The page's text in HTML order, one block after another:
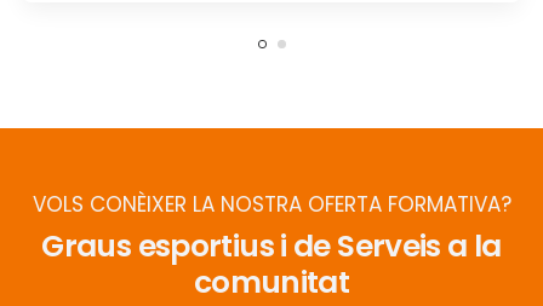
VOLS CONÈIXER LA NOSTRA OFERTA FORMATIVA?
Graus esportius i de Serveis a la
comunitat